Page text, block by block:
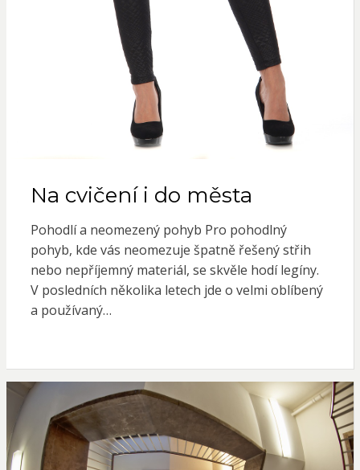
Na cvičení i do města
Pohodlí a neomezený pohyb Pro pohodlný
pohyb, kde vás neomezuje špatně řešený střih
nebo nepříjemný materiál, se skvěle hodí legíny.
V posledních několika letech jde o velmi oblíbený
a používaný…